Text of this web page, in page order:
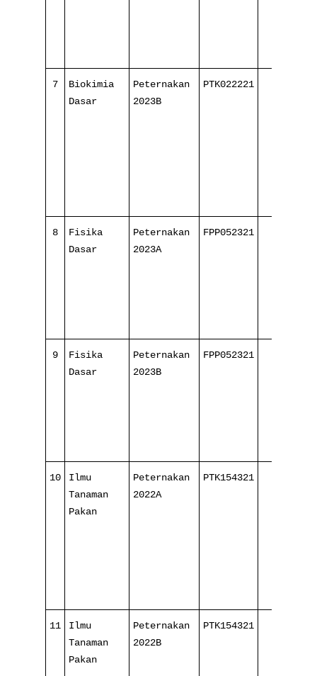
7
Biokimia
Dasar
Peternakan
2023B
PTK022221
8
Fisika
Dasar
Peternakan
2023A
FPP052321
9
Fisika
Dasar
Peternakan
2023B
FPP052321
10
Ilmu
Tanaman
Pakan
Peternakan
2022A
PTK154321
11
Ilmu
Tanaman
Pakan
Peternakan
2022B
PTK154321